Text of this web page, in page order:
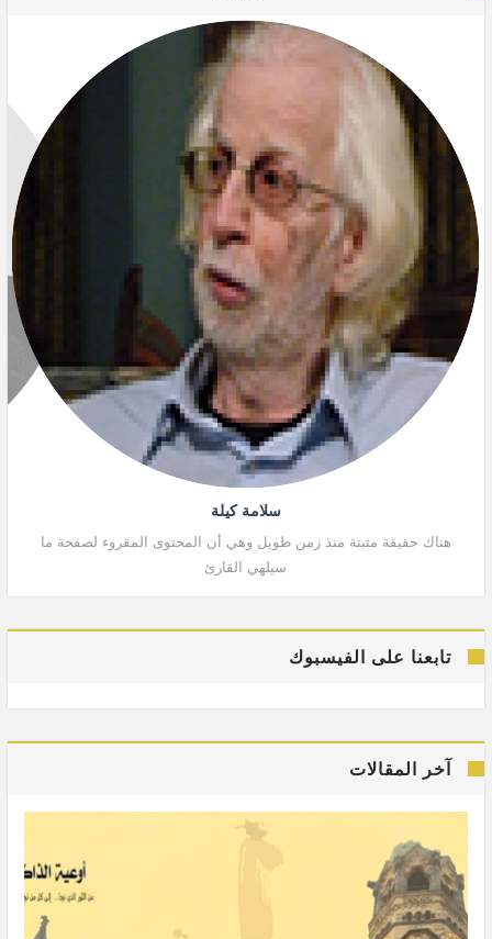
سلامة كيلة
هناك حقيقة مثبتة منذ زمن طويل وهي أن المحتوى المقروء لصفحة ما
سيلهي القارئ
تابعنا على الفيسبوك
آخر المقالات